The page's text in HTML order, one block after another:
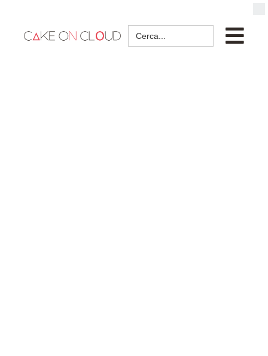
Search
for: